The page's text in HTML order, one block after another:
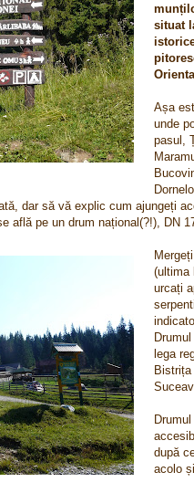
situat
Așa
unde
pasul,
dar să vă explic cum ajungeți
află pe un drum național(?!), DN
(ultima
urcați
lega
după
acolo